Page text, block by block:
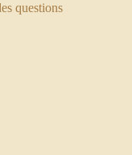
questions